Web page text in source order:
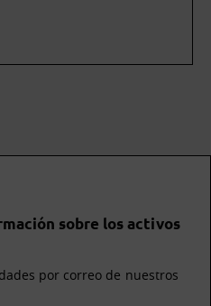
sobre los activos
por correo de nuestros